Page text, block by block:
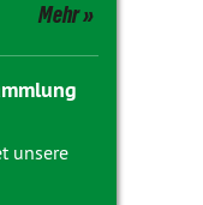
Mehr
unsere